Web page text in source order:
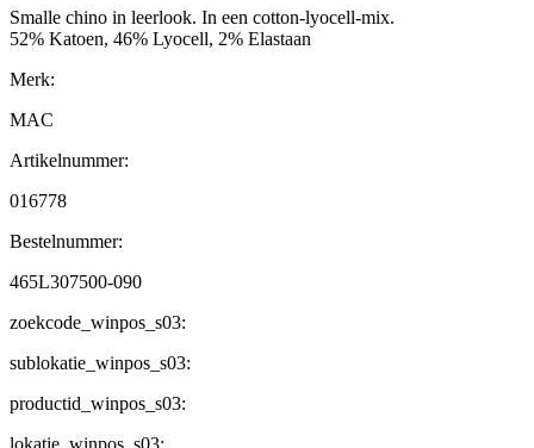
Smalle chino in leerlook. In een cotton-lyocell-mix.
52% Katoen, 46% Lyocell, 2% Elastaan
Merk:
MAC
Artikelnummer:
016778
Bestelnummer:
465L307500-090
zoekcode_winpos_s03:
sublokatie_winpos_s03:
productid_winpos_s03:
lokatie_winpos_s03: